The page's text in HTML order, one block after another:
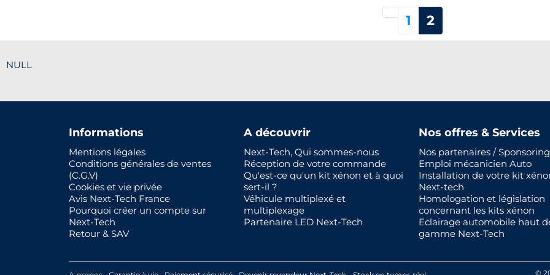
Précédent
1 2
NULL
Informations
Mentions légales
Conditions générales de ventes
(C.G.V)
Cookies et vie privée
Avis Next-Tech France
Pourquoi créer un compte sur
Next-Tech
Retour & SAV
A découvrir
Next-Tech, Qui sommes-nous
Réception de votre commande
Qu'est-ce qu'un kit xénon et à quoi
sert-il ?
Véhicule multiplexé et
multiplexage
Partenaire LED Next-Tech
Nos offres & Services
Nos partenaires / Sponsoring
Emploi mécanicien Auto
Installation de votre kit
Next-tech
Homologation et législation
concernant les kits xénon
Eclairage automobile haut
gamme Next-Tech
©